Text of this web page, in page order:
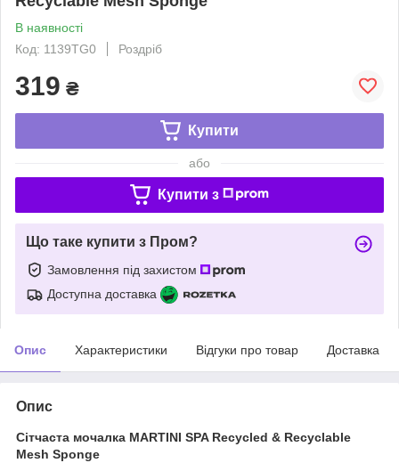
В наявності
Код: 1139TG0
Роздріб
319 ₴
Купити
або
Купити з
Що таке купити з Пром?
Замовлення під захистом
Доступна доставка
Опис Характеристики Відгуки про товар Доставка
Опис
Сітчаста мочалка MARTINI SPA Recycled & Recyclable
Mesh Sponge